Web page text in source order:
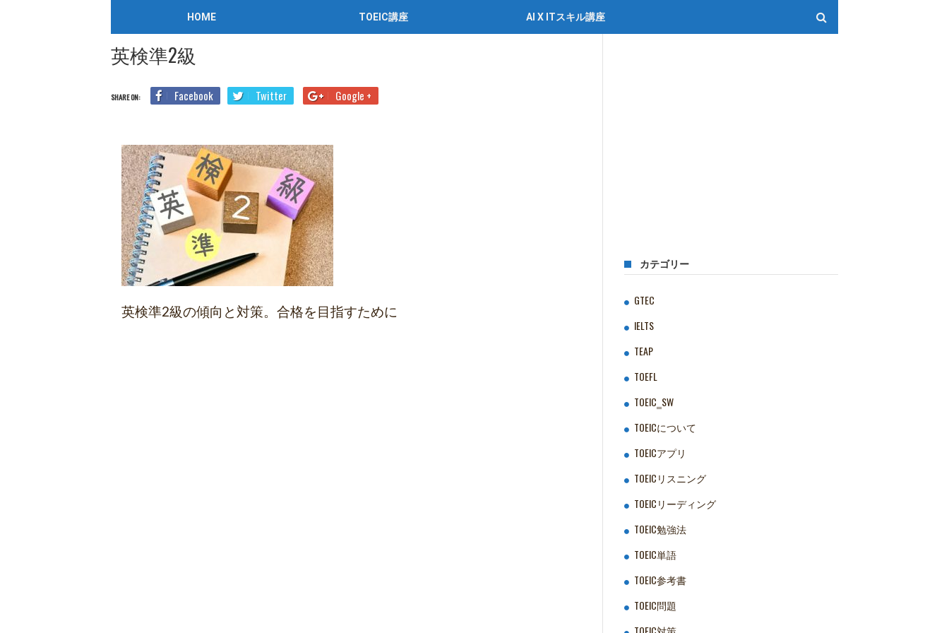
HOME TOEIC講座 AI X ITスキル講座
【保存版】英検準2級 傾向と対策徹底解説！【合格への学習法も紹介】
英検準2級
SHARE ON: Facebook Twitter Google +
英検準2級の傾向と対策。合格を目指すために
カテゴリー
GTEC
IELTS
TEAP
TOEFL
TOEIC‗SW
TOEICについて
TOEICアプリ
TOEICリスニング
TOEICリーディング
TOEIC勉強法
TOEIC単語
TOEIC参考書
TOEIC問題